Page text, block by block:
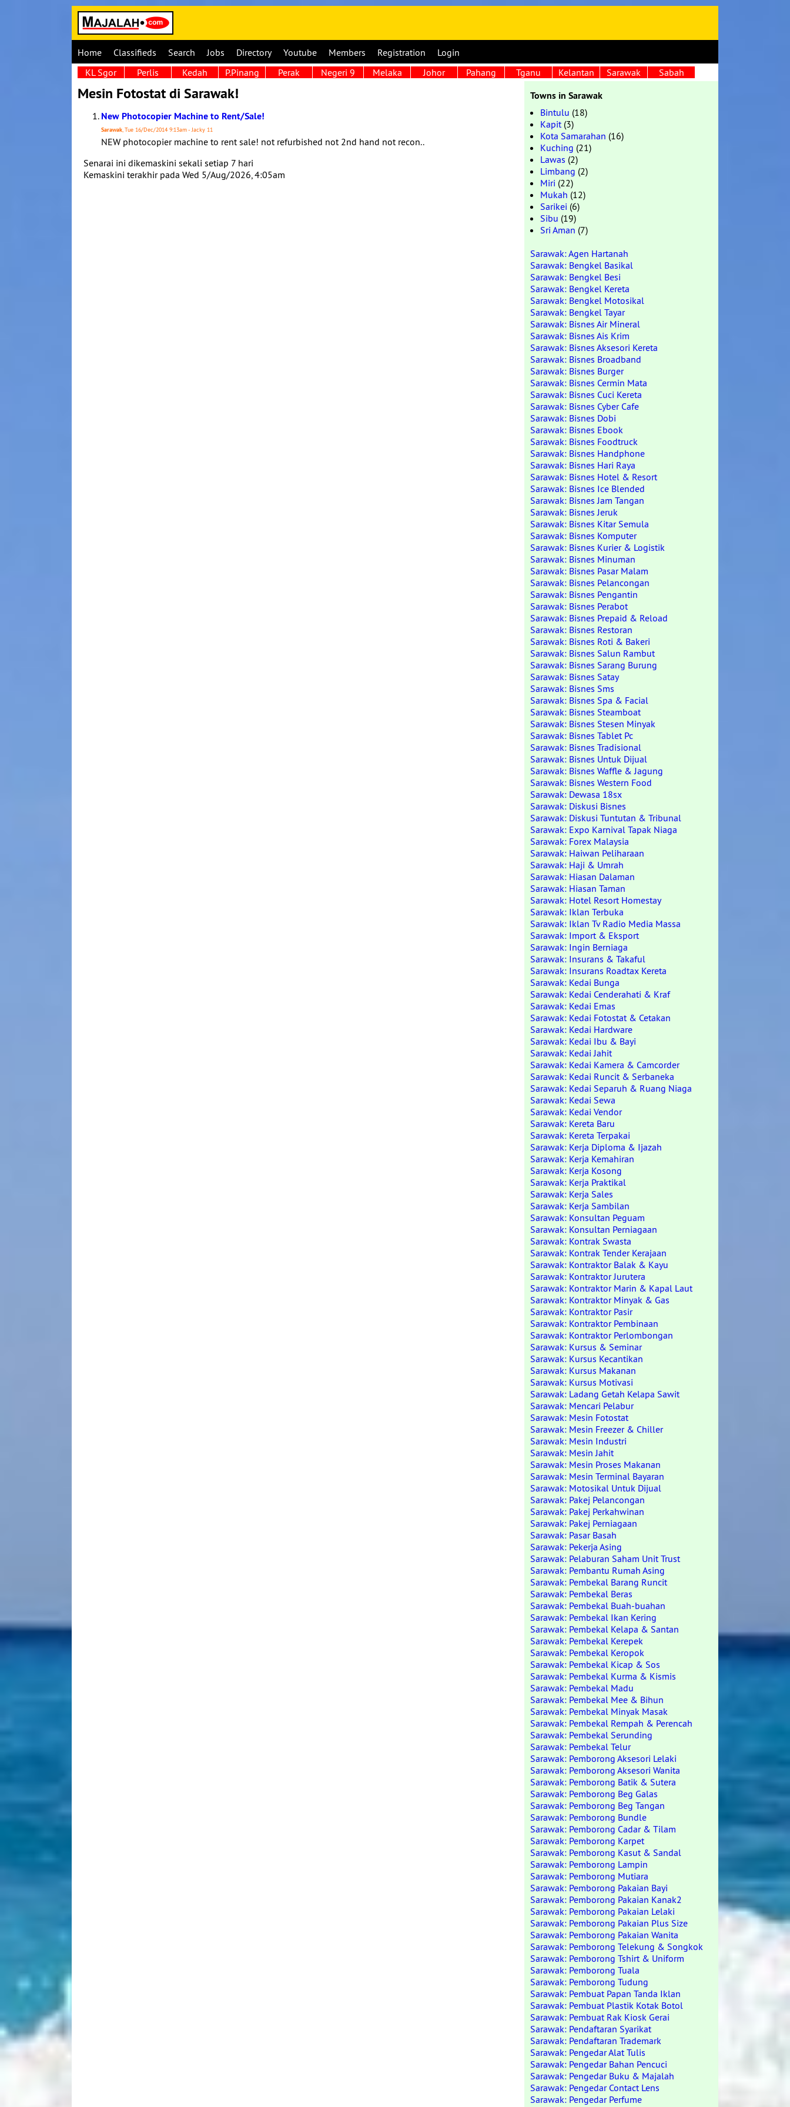
Home Classifieds Search Jobs Directory Youtube Members Registration
Login
KL Sgor
Perlis Kedah P.Pinang Perak Negeri 9 Melaka Johor Pahang Tganu Kelantan Sarawak Sabah
Mesin Fotostat di Sarawak!
New Photocopier Machine to Rent/Sale!
Sarawak, Tue 16/Dec/2014 9:13am - Jacky 11
NEW photocopier machine to rent sale! not refurbished not 2nd hand not recon..
Senarai ini dikemaskini sekali setiap 7 hari
Kemaskini terakhir pada Wed 5/Aug/2026, 4:05am
Towns in Sarawak
Bintulu (18)
Kapit(3)
Kota Samarahan (16)
Kuching (21)
Lawas (2)
Limbang (2)
Miri (22)
Mukah (12)
Sarikei (6)
Sibu (19)
Sri Aman (7)
Sarawak: Agen Hartanah
Sarawak: Bengkel Basikal
Sarawak: Bengkel Besi
Sarawak: Bengkel Kereta
Sarawak: Bengkel Motosikal
Sarawak: Bengkel Tayar
Sarawak: Bisnes Air Mineral
Sarawak: Bisnes Ais Krim
Sarawak: Bisnes Aksesori Kereta
Sarawak: Bisnes Broadband
Sarawak: Bisnes Burger
Sarawak: Bisnes Cermin Mata
Sarawak: Bisnes Cuci Kereta
Sarawak: Bisnes Cyber Cafe
Sarawak: Bisnes Dobi
Sarawak: Bisnes Ebook
Sarawak: Bisnes Foodtruck
Sarawak: Bisnes Handphone
Sarawak: Bisnes Hari Raya
Sarawak: Bisnes Hotel & Resort
Sarawak: Bisnes Ice Blended
Sarawak: Bisnes Jam Tangan
Sarawak: Bisnes Jeruk
Sarawak: Bisnes Kitar Semula
Sarawak: Bisnes Komputer
Sarawak: Bisnes Kurier & Logistik
Sarawak: Bisnes Minuman
Sarawak: Bisnes Pasar Malam
Sarawak: Bisnes Pelancongan
Sarawak: Bisnes Pengantin
Sarawak: Bisnes Perabot
Sarawak: Bisnes Prepaid & Reload
Sarawak: Bisnes Restoran
Sarawak: Bisnes Roti & Bakeri
Sarawak: Bisnes Salun Rambut
Sarawak: Bisnes Sarang Burung
Sarawak: Bisnes Satay
Sarawak: Bisnes Sms
Sarawak: Bisnes Spa & Facial
Sarawak: Bisnes Steamboat
Sarawak: Bisnes Stesen Minyak
Sarawak: Bisnes Tablet Pc
Sarawak: Bisnes Tradisional
Sarawak: Bisnes Untuk Dijual
Sarawak: Bisnes Waffle & Jagung
Sarawak: Bisnes Western Food
Sarawak: Dewasa 18sx
Sarawak: Diskusi Bisnes
Sarawak: Diskusi Tuntutan & Tribunal
Sarawak: Expo Karnival Tapak Niaga
Sarawak: Forex Malaysia
Sarawak: Haiwan Peliharaan
Sarawak: Haji & Umrah
Sarawak: Hiasan Dalaman
Sarawak: Hiasan Taman
Sarawak: Hotel Resort Homestay
Sarawak: Iklan Terbuka
Sarawak: Iklan Tv Radio Media Massa
Sarawak: Import & Eksport
Sarawak: Ingin Berniaga
Sarawak: Insurans & Takaful
Sarawak: Insurans Roadtax Kereta
Sarawak: Kedai Bunga
Sarawak: Kedai Cenderahati & Kraf
Sarawak: Kedai Emas
Sarawak: Kedai Fotostat & Cetakan
Sarawak: Kedai Hardware
Sarawak: Kedai Ibu & Bayi
Sarawak: Kedai Jahit
Sarawak: Kedai Kamera & Camcorder
Sarawak: Kedai Runcit & Serbaneka
Sarawak: Kedai Separuh & Ruang Niaga
Sarawak: Kedai Sewa
Sarawak: Kedai Vendor
Sarawak: Kereta Baru
Sarawak: Kereta Terpakai
Sarawak: Kerja Diploma & Ijazah
Sarawak: Kerja Kemahiran
Sarawak: Kerja Kosong
Sarawak: Kerja Praktikal
Sarawak: Kerja Sales
Sarawak: Kerja Sambilan
Sarawak: Konsultan Peguam
Sarawak: Konsultan Perniagaan
Sarawak: Kontrak Swasta
Sarawak: Kontrak Tender Kerajaan
Sarawak: Kontraktor Balak & Kayu
Sarawak: Kontraktor Jurutera
Sarawak: Kontraktor Marin & Kapal Laut
Sarawak: Kontraktor Minyak & Gas
Sarawak: Kontraktor Pasir
Sarawak: Kontraktor Pembinaan
Sarawak: Kontraktor Perlombongan
Sarawak: Kursus & Seminar
Sarawak: Kursus Kecantikan
Sarawak: Kursus Makanan
Sarawak: Kursus Motivasi
Sarawak: Ladang Getah Kelapa Sawit
Sarawak: Mencari Pelabur
Sarawak: Mesin Fotostat
Sarawak: Mesin Freezer & Chiller
Sarawak: Mesin Industri
Sarawak: Mesin Jahit
Sarawak: Mesin Proses Makanan
Sarawak: Mesin Terminal Bayaran
Sarawak: Motosikal Untuk Dijual
Sarawak: Pakej Pelancongan
Sarawak: Pakej Perkahwinan
Sarawak: Pakej Perniagaan
Sarawak: Pasar Basah
Sarawak: Pekerja Asing
Sarawak: Pelaburan Saham Unit Trust
Sarawak: Pembantu Rumah Asing
Sarawak: Pembekal Barang Runcit
Sarawak: Pembekal Beras
Sarawak: Pembekal Buah-buahan
Sarawak: Pembekal Ikan Kering
Sarawak: Pembekal Kelapa & Santan
Sarawak: Pembekal Kerepek
Sarawak: Pembekal Keropok
Sarawak: Pembekal Kicap & Sos
Sarawak: Pembekal Kurma & Kismis
Sarawak: Pembekal Madu
Sarawak: Pembekal Mee & Bihun
Sarawak: Pembekal Minyak Masak
Sarawak: Pembekal Rempah & Perencah
Sarawak: Pembekal Serunding
Sarawak: Pembekal Telur
Sarawak: Pemborong Aksesori Lelaki
Sarawak: Pemborong Aksesori Wanita
Sarawak: Pemborong Batik & Sutera
Sarawak: Pemborong Beg Galas
Sarawak: Pemborong Beg Tangan
Sarawak: Pemborong Bundle
Sarawak: Pemborong Cadar & Tilam
Sarawak: Pemborong Karpet
Sarawak: Pemborong Kasut & Sandal
Sarawak: Pemborong Lampin
Sarawak: Pemborong Mutiara
Sarawak: Pemborong Pakaian Bayi
Sarawak: Pemborong Pakaian Kanak2
Sarawak: Pemborong Pakaian Lelaki
Sarawak: Pemborong Pakaian Plus Size
Sarawak: Pemborong Pakaian Wanita
Sarawak: Pemborong Telekung & Songkok
Sarawak: Pemborong Tshirt & Uniform
Sarawak: Pemborong Tuala
Sarawak: Pemborong Tudung
Sarawak: Pembuat Papan Tanda Iklan
Sarawak: Pembuat Plastik Kotak Botol
Sarawak: Pembuat Rak Kiosk Gerai
Sarawak: Pendaftaran Syarikat
Sarawak: Pendaftaran Trademark
Sarawak: Pengedar Alat Tulis
Sarawak: Pengedar Bahan Pencuci
Sarawak: Pengedar Buku & Majalah
Sarawak: Pengedar Contact Lens
Sarawak: Pengedar Perfume